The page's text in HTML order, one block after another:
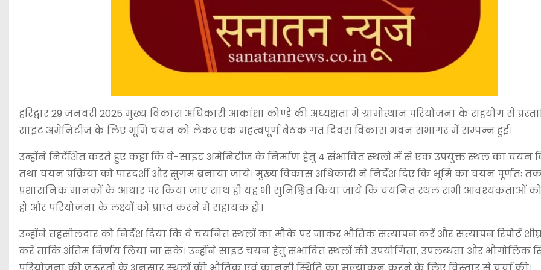
हरिद्वार 29 जनवरी 2025 मुख्य विकास अधिकारी आकांक्षा कोण्डे की अध्यक्षता में ग्रामोत्थान परियोजना के सहयोग से
साइट अमेनिटीज के लिए भूमि चयन को लेकर एक महत्वपूर्ण बैठक गत दिवस विकास भवन सभागर में सम्पन्न हुई।
उन्होंने निर्देशित करते हुए कहा कि वे-साइट अमेनिटीज के निर्माण हेतु 4 संभावित स्थलों में से एक उपयुक्त स्थल का चयन
तथा चयन प्रक्रिया को पारदर्शी और सुगम बनाया जाये। मुख्य विकास अधिकारी ने निर्देश दिए कि भूमि का चयन पूर्णतः
प्रशासनिक मानकों के आधार पर किया जाए साथ ही यह भी सुनिश्चित किया जाये कि चयनित स्थल सभी आवश्यकताओं
हो और परियोजना के लक्ष्यों को प्राप्त करने में सहायक हो।
उन्होंने तहसीलदार को निर्देश दिया कि वे चयनित स्थलों का मौके पर जाकर भौतिक सत्यापन करें और सत्यापन रिपोर्ट
करें ताकि अंतिम निर्णय लिया जा सके। उन्होंने साइट चयन हेतु संभावित स्थलों की उपयोगिता, उपलब्धता और भौगोलिक